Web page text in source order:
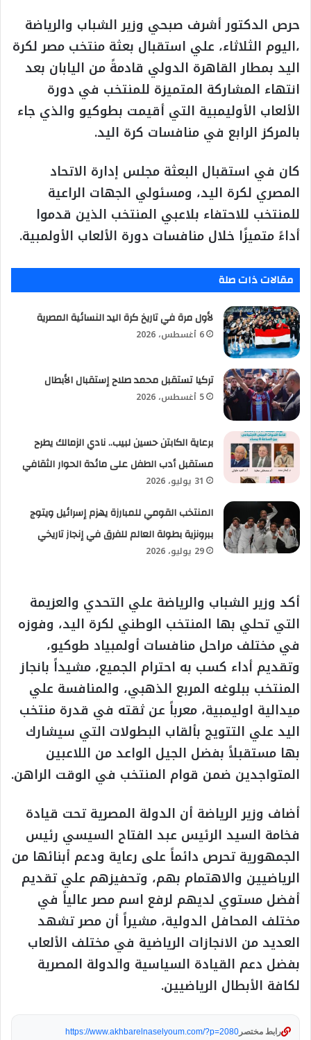
حرص الدكتور أشرف صبحي وزير الشباب والرياضة
،اليوم الثلاثاء، علي استقبال بعثة منتخب مصر لكرة
اليد بمطار القاهرة الدولي قادمةً من اليابان بعد
انتهاء المشاركة المتميزة للمنتخب في دورة
الألعاب الأوليمبية التي أقيمت بطوكيو والذي جاء
بالمركز الرابع في منافسات كرة اليد.
كان في استقبال البعثة مجلس إدارة الاتحاد
المصري لكرة اليد، ومسئولي الجهات الراعية
للمنتخب للاحتفاء بلاعبي المنتخب الذين قدموا
أداءً متميزًا خلال منافسات دورة الألعاب الأولمبية.
مقالات ذات صلة
لأول مرة في تاريخ كرة اليد النسائية المصرية
6 أغسطس، 2026
تركيا تستقبل محمد صلاح إستقبال الأبطال
5 أغسطس، 2026
برعاية الكابتن حسين لبيب.. نادي الزمالك يطرح
مستقبل أدب الطفل على مائدة الحوار الثقافي
31 يوليو، 2026
المنتخب القومي للمبارزة يهزم إسرائيل ويتوج
ببرونزية بطولة العالم للفرق في إنجاز تاريخي
29 يوليو، 2026
أكد وزير الشباب والرياضة علي التحدي والعزيمة
التي تحلي بها المنتخب الوطني لكرة اليد، وفوزه
في مختلف مراحل منافسات أولمبياد طوكيو،
وتقديم أداء كسب به احترام الجميع، مشيداً بانجاز
المنتخب ببلوغه المربع الذهبي، والمنافسة علي
ميدالية اوليمبية، معرباً عن ثقته في قدرة منتخب
اليد علي التتويج بألقاب البطولات التي سيشارك
بها مستقبلاً بفضل الجيل الواعد من اللاعبين
المتواجدين ضمن قوام المنتخب في الوقت الراهن.
أضاف وزير الرياضة أن الدولة المصرية تحت قيادة
فخامة السيد الرئيس عبد الفتاح السيسي رئيس
الجمهورية تحرص دائماً على رعاية ودعم أبنائها من
الرياضيين والاهتمام بهم، وتحفيزهم علي تقديم
أفضل مستوي لديهم لرفع اسم مصر عالياً في
مختلف المحافل الدولية، مشيراً أن مصر تشهد
العديد من الانجازات الرياضية في مختلف الألعاب
بفضل دعم القيادة السياسية والدولة المصرية
لكافة الأبطال الرياضيين.
رابط مختصر https://www.akhbarelnaselyoum.com/?p=2080